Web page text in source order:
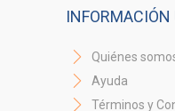
INFORMACIÓN
Quiénes
Ayuda
Términos y